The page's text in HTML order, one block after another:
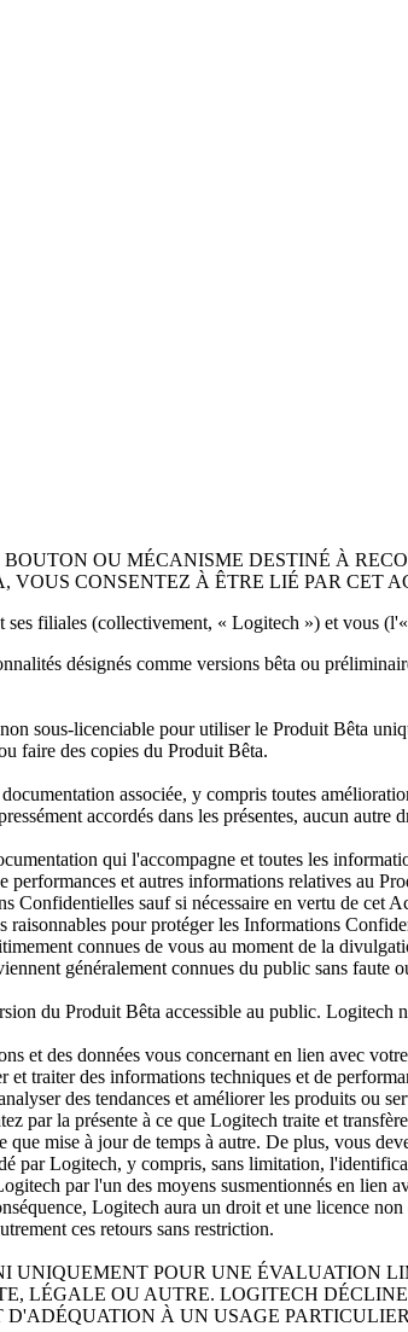
OU MÉCANISME DESTINÉ À
CONSENTEZ À ÊTRE LIÉ PAR CET
filiales (collectivement, « Logitech ») et vous (l'«
désignés comme versions bêta ou
sous-licenciable pour utiliser le Produit Bêta
faire des copies du Produit Bêta.
associée, y compris toutes
accordés dans les présentes, aucun
qui l'accompagne et toutes les
et autres informations relatives au
sauf si nécessaire en vertu de cet
raisonnables pour protéger les Informations
connues de vous au moment de la
généralement connues du public sans faute
du Produit Bêta accessible au public. Logitech
et des données vous concernant en lien avec
traiter des informations techniques et de
des tendances et améliorer les produits ou
par la présente à ce que Logitech traite et
que mise à jour de temps à autre. De plus, vous
par Logitech, y compris, sans limitation,
par l'un des moyens susmentionnés en lien
Logitech aura un droit et une licence
ces retours sans restriction.
UNIQUEMENT POUR UNE ÉVALUATION
LÉGALE OU AUTRE. LOGITECH
À UN USAGE